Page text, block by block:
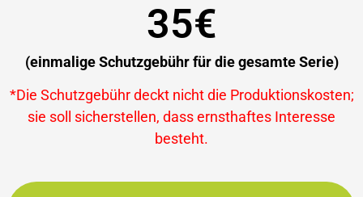
35€
(einmalige Schutzgebühr für die gesamte Serie)
*Die Schutzgebühr deckt nicht die Produktionskosten;
sie soll sicherstellen, dass ernsthaftes Interesse
besteht.